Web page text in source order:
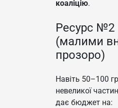
коаліцію.
Ресурс №2
(малими
прозоро)
Навіть 50–100
невеликої
дає бюджет на: